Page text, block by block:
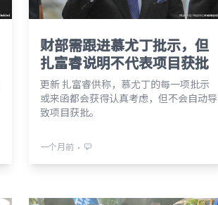
财部需跟进慕尤丁批示，但
扎富睿说明不代表项目获批
更新 扎富睿供称，慕尤丁的每一项批示
或来函都会获得认真考虑，但不会自动导
致项目获批。
一个月前 ⋅